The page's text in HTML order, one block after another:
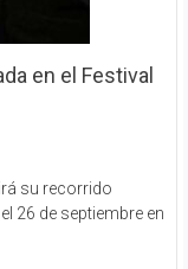
en el Festival
su recorrido
26 de septiembre en